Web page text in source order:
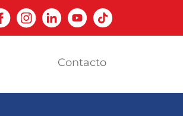
Contacto